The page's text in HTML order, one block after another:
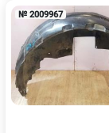
№ 2009967